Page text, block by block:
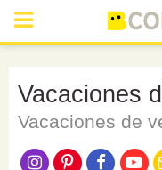
Vacaciones
Vacaciones de